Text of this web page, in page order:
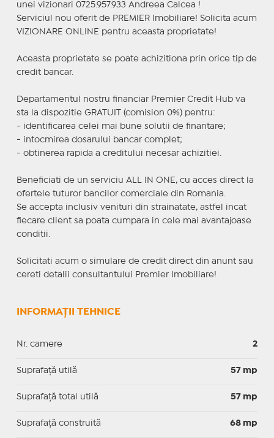
unei vizionari 0725.957.933 Andreea Calcea !
Serviciul nou oferit de PREMIER Imobiliare! Solicita acum
VIZIONARE ONLINE pentru aceasta proprietate!
Aceasta proprietate se poate achizitiona prin orice tip de
credit bancar.
Departamentul nostru financiar Premier Credit Hub va
sta la dispozitie GRATUIT (comision 0%) pentru:
- identificarea celei mai bune solutii de finantare;
- intocmirea dosarului bancar complet;
- obtinerea rapida a creditului necesar achizitiei.
Beneficiati de un serviciu ALL IN ONE, cu acces direct la
ofertele tuturor bancilor comerciale din Romania.
Se accepta inclusiv venituri din strainatate, astfel incat
fiecare client sa poata cumpara in cele mai avantajoase
conditii.
Solicitati acum o simulare de credit direct din anunt sau
cereti detalii consultantului Premier Imobiliare!
INFORMAȚII TEHNICE
Nr. camere 2
Suprafaţă utilă 57 mp
Suprafaţă total utilă 57 mp
Suprafaţă construită 68 mp